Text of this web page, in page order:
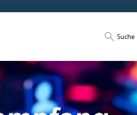
Suche